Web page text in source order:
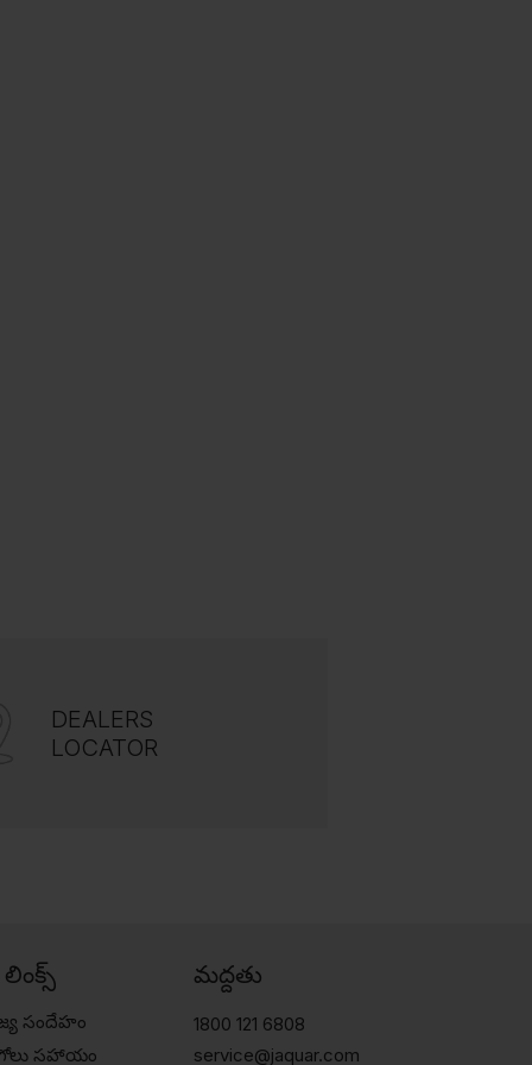
DEALERS
LOCATOR
లింక్స్
సందేహం
సహాయం
మద్దతు
1800 121 6808
service@jaquar.com